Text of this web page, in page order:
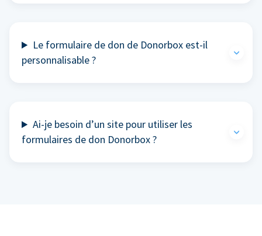
Le formulaire de don de Donorbox est-il
personnalisable ?
Ai-je besoin d’un site pour utiliser les
formulaires de don Donorbox ?